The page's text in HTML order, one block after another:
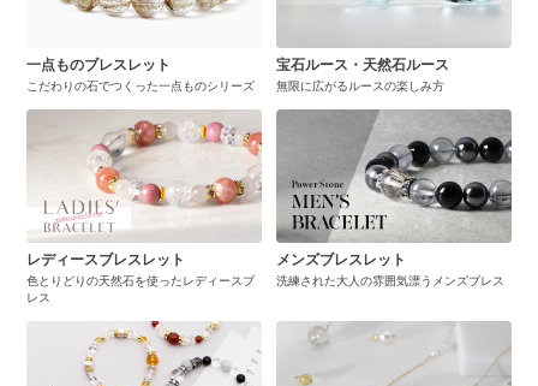
一点ものブレスレット
こだわりの石でつくった一点ものシリーズ
宝石ルース・天然石ルース
無限に広がるルースの楽しみ方
レディースブレスレット
色とりどりの天然石を使ったレディースブ
レス
メンズブレスレット
洗練された大人の雰囲気漂うメンズブレス